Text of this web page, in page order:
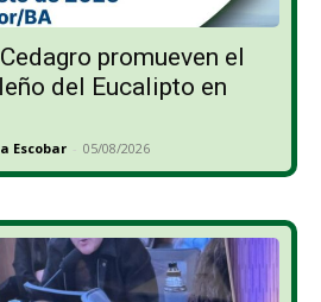
promueven el
del Eucalipto en
Escobar - 05/08/2026